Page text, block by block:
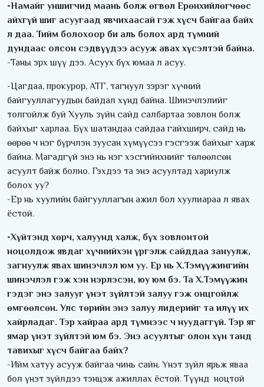
-Намайг уншигчид маань болж өгвөл Ерөнхийлөгчөөс
айхгүй шиг асуугаад явчихаасай гэж хүсч байгаа байх
л даа. Тийм болохоор би аль болох ард түмний
дундаас олсон сэдвүүдээ асууж авах хүсэлтэй байна.
-Таны эрх шүү дээ. Асуух бүх юмаа л асуу.
-Цагдаа, прокурор, АТГ, тагнуул зэрэг хүчний
байгууллагуудын байдал хүнд байна. Шинэчлэлийг
толгойлж буй Хууль зүйн сайд салбартаа зовлон болж
байхыг харлаа. Бүх шатандаа сайдаа гайхширч, сайд нь
өөрөө ч нэг бүрчлэн зуусан хүмүүсээ гэсгээж байхыг харж
байна. Магадгүй энэ нь нэг хэсгийнхнийг төлөөлсөн
асуулт байж болно. Гэхдээ та энэ асуултад хариулж
болох уу?
-Ер нь хуулийн байгууллагын ажил бол хуулиараа л явах
ёстой.
-Хүйтэнд хөрч, халуунд халж, бүх зовлонтой
ноцолдож явдаг хүчнийхэн үргэлж сайддаа зануулж,
загнуулж явах шинэчлэл юм уу. Ер нь Х.Тэмүүжингийн
шинэчлэл гэж хэн нэрлэсэн, юу юм бэ. Та Х.Тэмүүжин
гэдэг энэ залууг үнэт зүйлтэй залуу гэж онцгойлж
өмгөөлсөн. Улс төрийн энэ залуу лидерийг та илүү их
хайрладаг. Тэр хайраа ард түмнээс ч нуудаггүй. Тэр яг
ямар үнэт зүйлтэй юм бэ. Энэ асуултыг олон хүн танд
тавихыг хүсч байгаа байх?
-Ийм хатуу асууж байгаа чинь сайн. Үнэт зүйл ярьж яваа
бол үнэт зүйлдээ тэнцэж ажиллах ёстой. Түүнд ноцтой